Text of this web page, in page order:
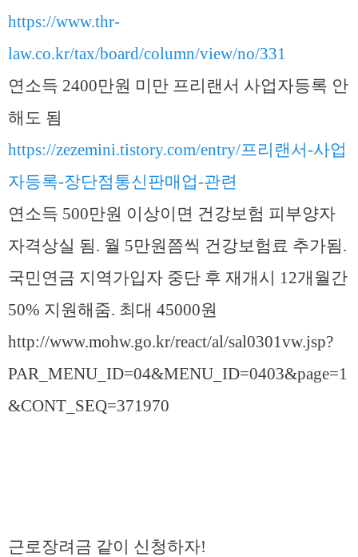
https://www.thr-
law.co.kr/tax/board/column/view/no/331
연소득 2400만원 미만 프리랜서 사업자등록 안
해도 됨
https://zezemini.tistory.com/entry/프리랜서-사업
자등록-장단점통신판매업-관련
연소득 500만원 이상이면 건강보험 피부양자
자격상실 됨. 월 5만원쯤씩 건강보험료 추가됨.
국민연금 지역가입자 중단 후 재개시 12개월간
50% 지원해줌. 최대 45000원
http://www.mohw.go.kr/react/al/sal0301vw.jsp?
PAR_MENU_ID=04&MENU_ID=0403&page=1
&CONT_SEQ=371970
근로장려금 같이 신청하자!